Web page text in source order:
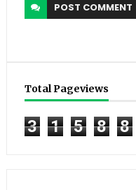
POST COMMENT
Total Pageviews
3 1 5 8 8